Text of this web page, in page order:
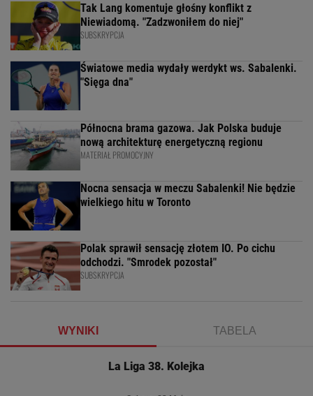
Tak Lang komentuje głośny konflikt z
Niewiadomą. "Zadzwoniłem do niej"
SUBSKRYPCJA
Światowe media wydały werdykt ws. Sabalenki.
"Sięga dna"
Północna brama gazowa. Jak Polska buduje
nową architekturę energetyczną regionu
MATERIAŁ PROMOCYJNY
Nocna sensacja w meczu Sabalenki! Nie będzie
wielkiego hitu w Toronto
Polak sprawił sensację złotem IO. Po cichu
odchodzi. "Smrodek pozostał"
SUBSKRYPCJA
WYNIKI TABELA
La Liga 38. Kolejka